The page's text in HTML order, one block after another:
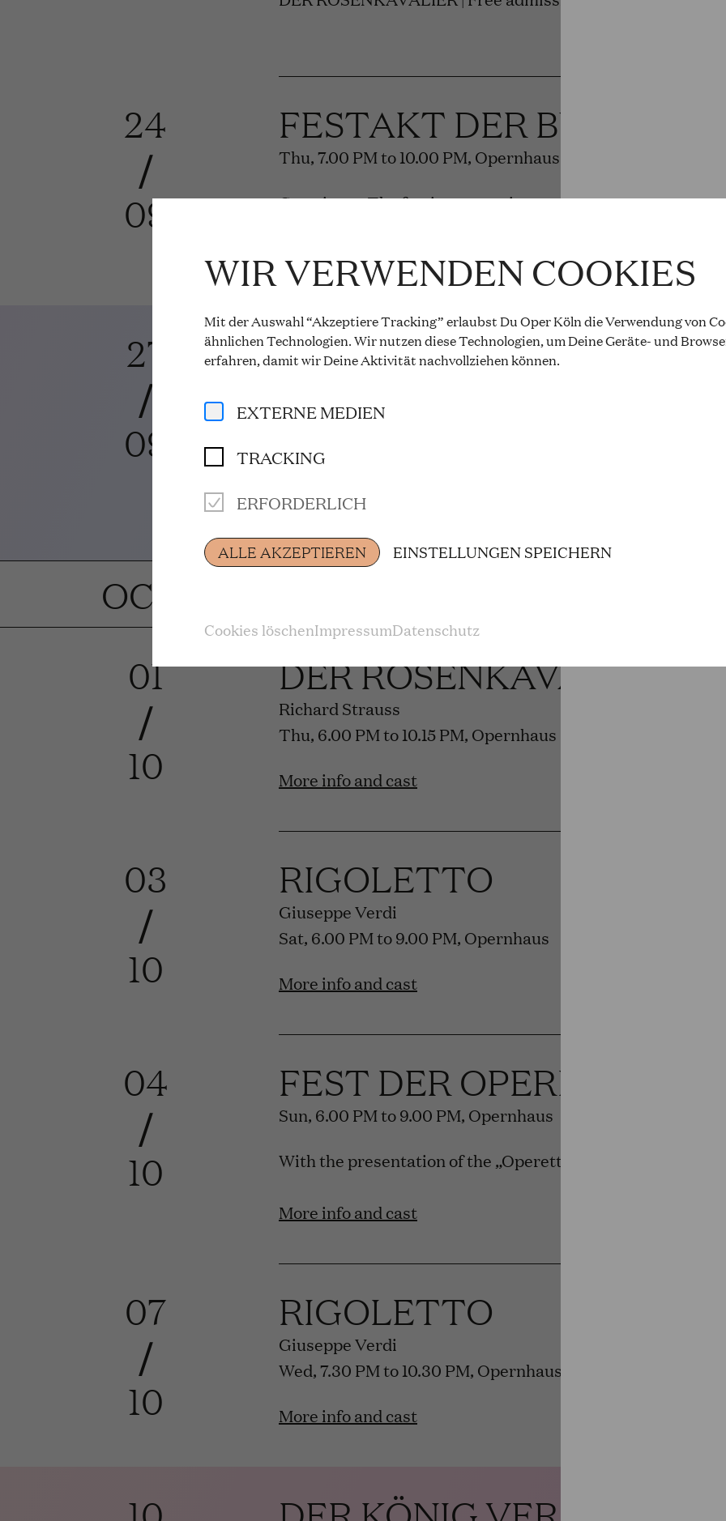
WIR VERWENDEN COOKIES
Mit der Auswahl “Akzeptiere Tracking” erlaubst Du Oper Köln die Verwendung von
ähnlichen Technologien. Wir nutzen diese Technologien, um Deine Geräte- und
erfahren, damit wir Deine Aktivitätnachvollziehen können.
EXTERNE MEDIEN
TRACKING
ERFORDERLICH
ALLE AKZEPTIEREN EINSTELLUNGEN SPEICHERN
Cookies löschenImpressumDatenschutz
24
/
09
FESTAKT DER BÜHNEN
Thu, 7.00 PM to 10.00 PM, Opernhaus
Curtain up: The festive reopening
27
/
09
DER ROSENKAVALIER
Sun, 4.00 PM to 8.15 PM, Opernhaus
Premiere
More info and cast
OCTOBER 2026
01
/
10
DER ROSENKAVALIER
Richard Strauss
Thu, 6.00 PM to 10.15 PM, Opernhaus
More info and cast
03
/
10
RIGOLETTO
Giuseppe Verdi
Sat, 6.00 PM to 9.00 PM, Opernhaus
More info and cast
04
/
10
FEST DER OPERETTE
Sun, 6.00 PM to 9.00 PM, Opernhaus
With the presentation of the „Operettenfroschs“ award by
More info and cast
07
/
10
RIGOLETTO
Giuseppe Verdi
Wed, 7.30 PM to 10.30 PM, Opernhaus
More info and cast